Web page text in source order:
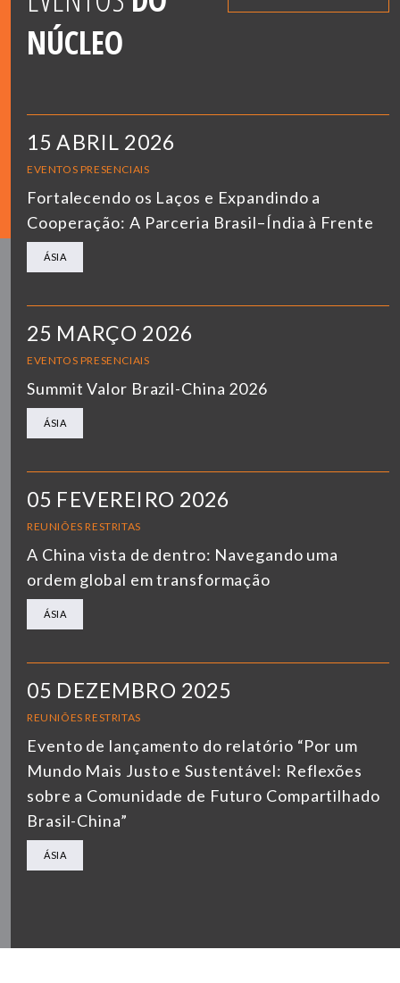
NÚCLEO
15 ABRIL 2026
EVENTOS PRESENCIAIS
Fortalecendo os Laços e Expandindo a
Cooperação: A Parceria Brasil–Índia à Frente
ÁSIA
25 MARÇO 2026
EVENTOS PRESENCIAIS
Summit Valor Brazil-China 2026
ÁSIA
05 FEVEREIRO 2026
REUNIÕES RESTRITAS
A China vista de dentro: Navegando uma
ordem global em transformação
ÁSIA
05 DEZEMBRO 2025
REUNIÕES RESTRITAS
Evento de lançamento do relatório “Por um
Mundo Mais Justo e Sustentável: Reflexões
sobre a Comunidade de Futuro Compartilhado
Brasil-China”
ÁSIA